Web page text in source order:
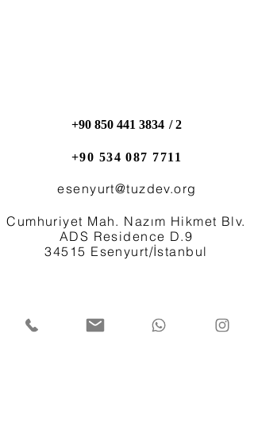
+90 850 441 3834 / 2
+90 534 087 7711
esenyurt@tuzdev.org
Cumhuriyet Mah. Nazım Hikmet Blv.
ADS Residence D.9
34515 Esenyurt/İstanbul